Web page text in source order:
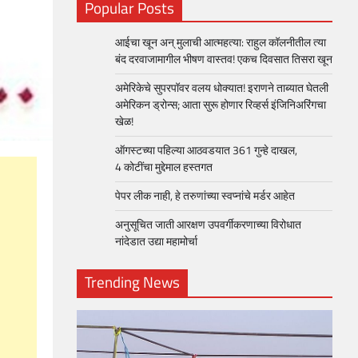
Popular Posts
आईचा खून अन् मुलाची आत्महत्या: राहुल कॉलनीतील त्या
बंद दरवाजामागील भीषण वास्तव! एकच दिवसात तिसरा खून
अमेरिकेचे सुपरपॉवर वलय धोक्यात! इराणने ताब्यात घेतली
अमेरिकन ड्रोन्स; आता सुरू होणार रिव्हर्स इंजिनिअरिंगचा
खेळ!
ऑगस्टच्या पहिल्या आठवडयात 361 गुन्हे दाखल,
4 कोटींचा मुद्देमाल हस्तगत
पेपर लीक नाही, हे तरुणांच्या स्वप्नांचे मर्डर आहेत
अनुसूचित जाती आरक्षण उपवर्गीकरणाच्या विरोधात
नांदेडात उद्या महामोर्चा
Trending News